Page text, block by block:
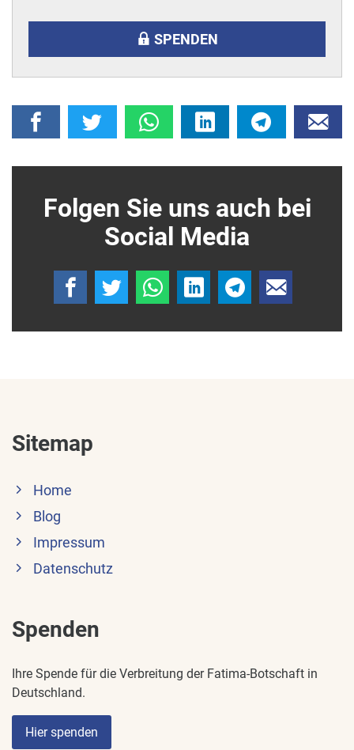
SPENDEN
Folgen Sie uns auch bei
Social Media
Sitemap
Home
Blog
Impressum
Datenschutz
Spenden
Ihre Spende für die Verbreitung der Fatima-Botschaft in
Deutschland.
Hier spenden